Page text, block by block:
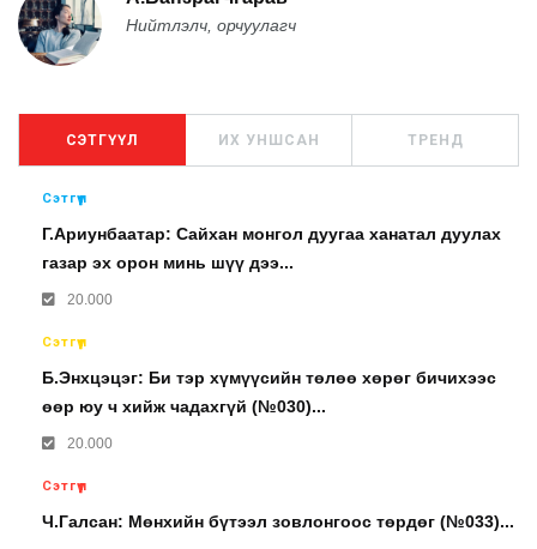
Нийтлэлч, орчуулагч
СЭТГҮҮЛ ИХ УНШСАН ТРЕНД
Сэтгүүл
Г.Ариунбаатар: Сайхан монгол дуугаа ханатал дуулах
газар эх орон минь шүү дээ...
20.000
Сэтгүүл
Б.Энхцэцэг: Би тэр хүмүүсийн төлөө хөрөг бичихээс
өөр юу ч хийж чадахгүй (№030)...
20.000
Сэтгүүл
Ч.Галсан: Мөнхийн бүтээл зовлонгоос төрдөг (№033)...